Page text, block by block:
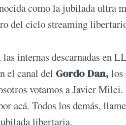
como la jubilada ultra
del ciclo streaming
internas descarnadas en
el canal del Gordo Dan, los
votamos a Javier
acá. Todos los demás,
libertaria.